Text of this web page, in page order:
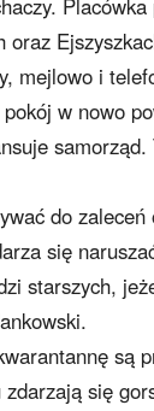
oraz
mejlowo i
w nowo
do zaleceń
się
starszych,
są
się